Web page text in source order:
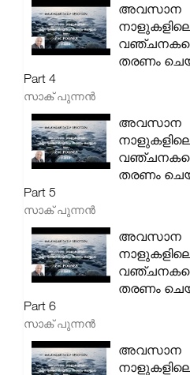
അവസാന
തരണം
Part 4
സാക് പുന്നൻ
അവസാന
തരണം
Part 5
സാക് പുന്നൻ
അവസാന
തരണം
Part 6
സാക് പുന്നൻ
അവസാന